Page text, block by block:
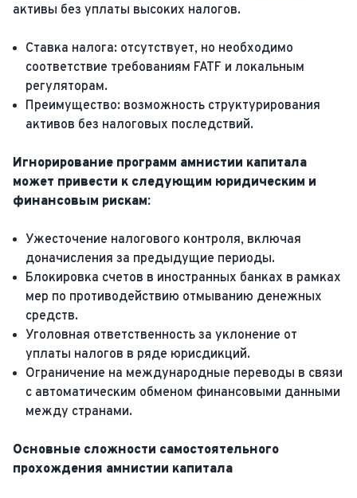
активы без уплаты высоких налогов.
Ставка налога: отсутствует, но необходимо
соответствие требованиям FATF и локальным
регуляторам.
Преимущество: возможность структурирования
активов без налоговых последствий.
Игнорирование программ амнистии капитала
может привести к следующим юридическим и
финансовым рискам:
Ужесточение налогового контроля, включая
доначисления за предыдущие периоды.
Блокировка счетов в иностранных банках в рамках
мер по противодействию отмыванию денежных
средств.
Уголовная ответственность за уклонение от
уплаты налогов в ряде юрисдикций.
Ограничение на международные переводы в связи
с автоматическим обменом финансовыми данными
между странами.
Основные сложности самостоятельного
прохождения амнистии капитала